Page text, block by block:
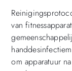
van
om apparatuur